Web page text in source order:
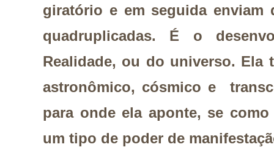
giratório e em seguida
quadruplicadas. É o
Realidade, ou do universo. Ela
astronômico, cósmico e
para onde ela aponte, se
um tipo de poder de